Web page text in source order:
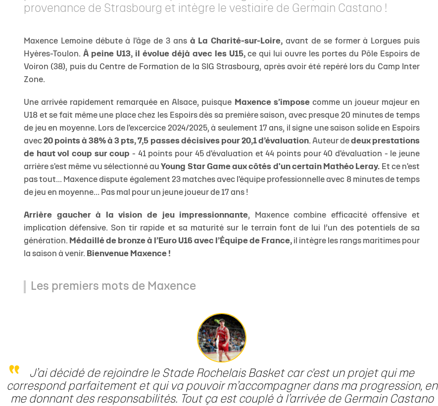
provenance de Strasbourg et intègre le vestiaire de Germain Castano !
Maxence Lemoine débute à l'âge de 3 ans à La Charité-sur-Loire, avant de se former à Lorgues puis
Hyères-Toulon. À peine U13, il évolue déjà avec les U15,ce qui lui ouvre les portes du Pôle Espoirs de
Voiron (38), puis du Centre de Formation de la SIG Strasbourg, après avoir été repéré lors du Camp Inter
Zone.
Une arrivée rapidement remarquée en Alsace, puisque Maxence s’impose comme un joueur majeur en
U18 et se fait même une place chez les Espoirs dès sa première saison, avec presque 20 minutes de temps
de jeu en moyenne. Lors de l'excercice 2024/2025, à seulement 17 ans, il signe une saison solide en Espoirs
avec20 points à 38% à 3 pts, 7,5 passes décisives pour 20,1 d’évaluation. Auteur de deux prestations
de haut vol coup sur coup - 41 points pour 45 d'évaluation et 44 points pour 40 d'évaluation - le jeune
arrière s'est même vu sélectionné au Young Star Game aux côtés d'un certain Mathéo Leray. Et ce n'est
pas tout... Maxence dispute également 23 matches avec l'équipe professionnelle avec 8 minutes de temps
de jeu en moyenne... Pas mal pour un jeune joueur de 17 ans !
Arrière gaucher à la vision de jeu impressionnante, Maxence combine efficacité offensive et
implication défensive. Son tir rapide et sa maturité sur le terrain font de lui l’un des potentiels de sa
génération. Médaillé de bronze à l’Euro U16 avec l’Équipe de France, il intègre les rangs maritimes pour
la saison à venir. Bienvenue Maxence !
Les premiers mots de Maxence
J’ai décidé de rejoindre le Stade Rochelais Basket car c'est un projet qui me
correspond parfaitement et qui va pouvoir m’accompagner dans ma progression, en
me donnant des responsabilités. Tout ça est couplé à l’arrivée de Germain Castano